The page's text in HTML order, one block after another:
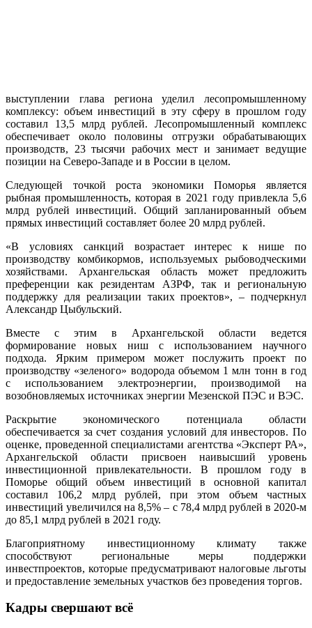
выступлении глава региона уделил лесопромышленному
комплексу: объем инвестиций в эту сферу в прошлом году
составил 13,5 млрд рублей. Лесопромышленный комплекс
обеспечивает около половины отгрузки обрабатывающих
производств, 23 тысячи рабочих мест и занимает ведущие
позиции на Северо-Западе и в России в целом.
Следующей точкой роста экономики Поморья является
рыбная промышленность, которая в 2021 году привлекла 5,6
млрд рублей инвестиций. Общий запланированный объем
прямых инвестиций составляет более 20 млрд рублей.
«В условиях санкций возрастает интерес к нише по
производству комбикормов, используемых рыбоводческими
хозяйствами. Архангельская область может предложить
преференции как резидентам АЗРФ, так и региональную
поддержку для реализации таких проектов», – подчеркнул
Александр Цыбульский.
Вместе с этим в Архангельской области ведется
формирование новых ниш с использованием научного
подхода. Ярким примером может послужить проект по
производству «зеленого» водорода объемом 1 млн тонн в год
с использованием электроэнергии, производимой на
возобновляемых источниках энергии Мезенской ПЭС и ВЭС.
Раскрытие экономического потенциала области
обеспечивается за счет создания условий для инвесторов. По
оценке, проведенной специалистами агентства «Эксперт РА»,
Архангельской области присвоен наивысший уровень
инвестиционной привлекательности. В прошлом году в
Поморье общий объем инвестиций в основной капитал
составил 106,2 млрд рублей, при этом объем частных
инвестиций увеличился на 8,5% – с 78,4 млрд рублей в 2020-м
до 85,1 млрд рублей в 2021 году.
Благоприятному инвестиционному климату также
способствуют региональные меры поддержки
инвестпроектов, которые предусматривают налоговые льготы
и предоставление земельных участков без проведения торгов.
Кадры свершают всё